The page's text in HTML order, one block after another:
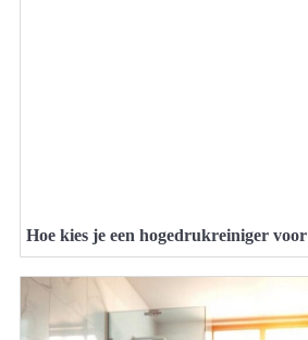
Hoe kies je een hogedrukreiniger